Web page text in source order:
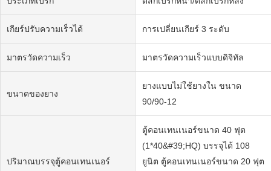
เกียร์ปรับความเร็วได้ การเปลี่ยนเกียร์ 3 ระดับ
มาตรวัดความเร็ว มาตรวัดความเร็วแบบดิจิทัล
ขนาดของยาง
ยางแบบไม่ใช้ยางใน ขนาด
90/90-12
ปริมาณบรรจุตู้คอนเทนเนอร์
ตู้คอนเทนเนอร์ขนาด 40 ฟุต
(1*40&#39;HQ) บรรจุได้ 108
ยูนิต ตู้คอนเทนเนอร์ขนาด 20 ฟุต